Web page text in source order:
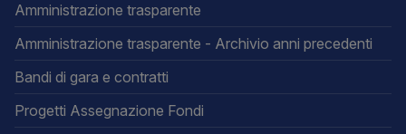
Amministrazione trasparente
Amministrazione trasparente - Archivio anni precedenti
Bandi di gara e contratti
Progetti Assegnazione Fondi